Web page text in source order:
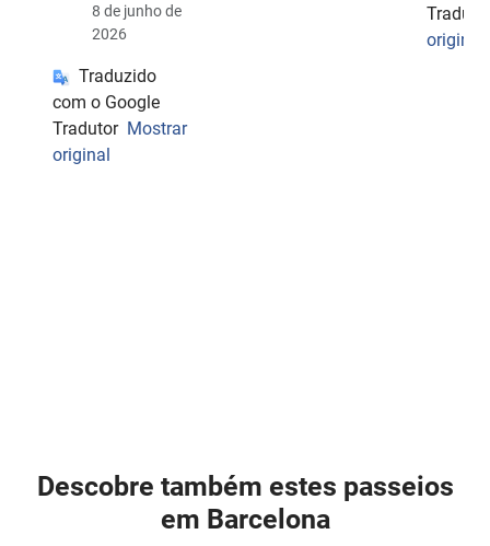
8 de junho de
2026
Traduzido
com o Google
Tradutor Mostrar
original
original
Descobre também estes passeios
em Barcelona